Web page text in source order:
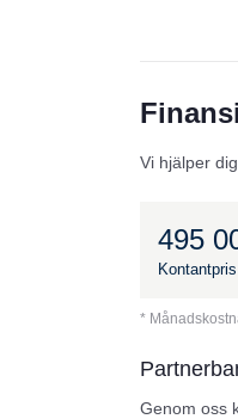
Vi hjälper
495
Kontantpris
*
Genom oss